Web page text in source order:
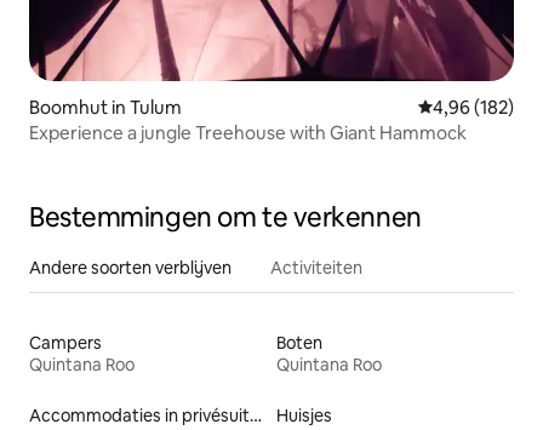
Boomhut in Tulum Gemiddelde
4,96 (182)
Experience a jungle Treehouse with Giant Hammock
Bestemmingen om te verkennen
Andere soorten verblijven Activiteiten
Campers
Quintana Roo
Boten
Quintana Roo
Accommodaties in privésuites
Huisjes